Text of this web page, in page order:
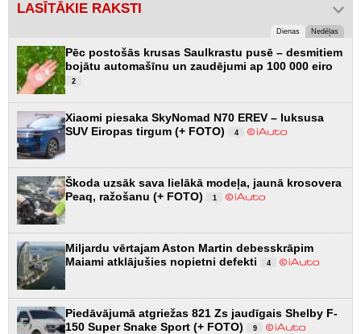
LASĪTĀKIE RAKSTI
Dienas Nedēļas
Pēc postošās krusas Saulkrastu pusē – desmitiem
bojātu automašīnu un zaudējumi ap 100 000 eiro
2
Xiaomi piesaka SkyNomad N70 EREV – luksusa
SUV Eiropas tirgum (+ FOTO)
4
Škoda uzsāk sava lielākā modeļa, jaunā krosovera
Peaq, ražošanu (+ FOTO)
1
Miljardu vērtajam Aston Martin debesskrāpim
Maiami atklājušies nopietni defekti
4
Piedāvājumā atgriežas 821 Zs jaudīgais Shelby F-
150 Super Snake Sport (+ FOTO)
9